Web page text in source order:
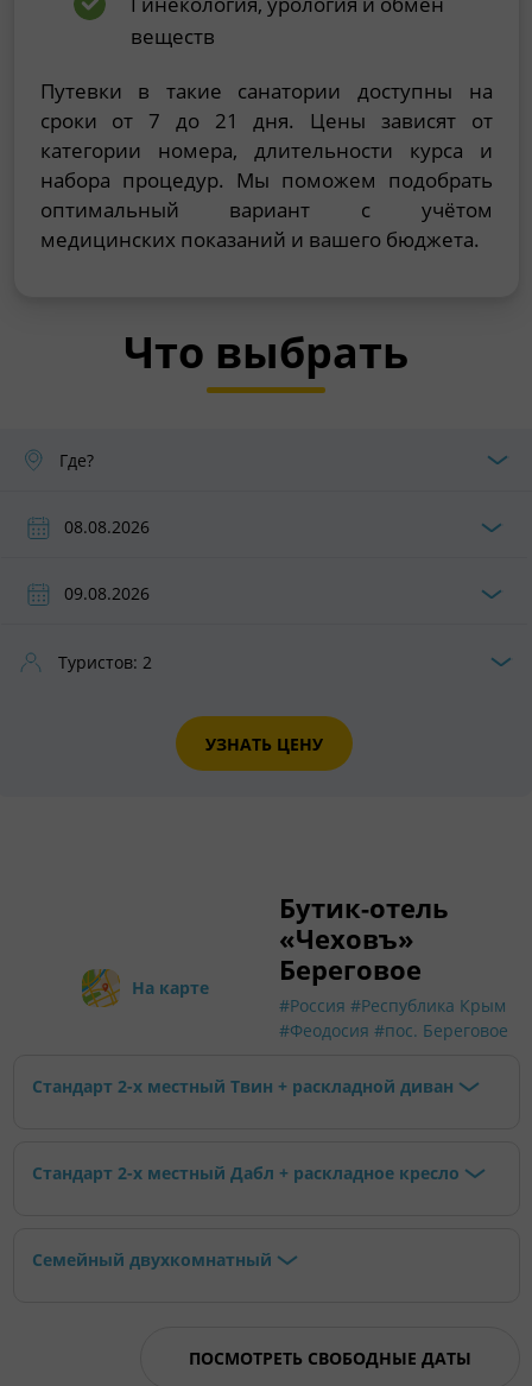
веществ
Путевки в такие санатории доступны на
сроки от 7 до 21 дня. Цены зависят от
категории номера, длительности курса и
набора процедур. Мы поможем подобрать
оптимальный вариант с учётом
медицинских показаний и вашего бюджета.
Что выбрать
Где?
Туристов: 2
УЗНАТЬ ЦЕНУ
На карте
Бутик-отель
«Чеховъ»
Береговое
#Россия #Республика Крым
#Феодосия #пос. Береговое
Стандарт 2-х местный Твин + раскладной диван
Стандарт 2-х местный Дабл + раскладное кресло
Семейный двухкомнатный
ПОСМОТРЕТЬ СВОБОДНЫЕ ДАТЫ